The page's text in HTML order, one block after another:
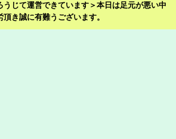
うじて運営できています＞本日は足元が悪い中
頂き誠に有難うございます。